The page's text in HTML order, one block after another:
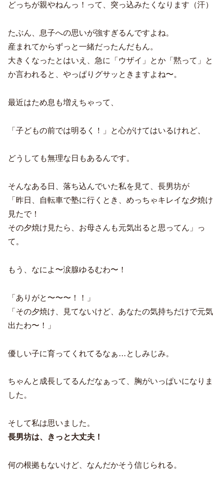
どっちが親やねんっ！って、突っ込みたくなります（汗）
たぶん、息子への思いが強すぎるんですよね。
産まれてからずっと一緒だったんだもん。
大きくなったとはいえ、急に「ウザイ」とか「黙って」と
か言われると、やっぱりグサッときますよね〜。
最近はため息も増えちゃって、
「子どもの前では明るく！」と心がけてはいるけれど、
どうしても無理な日もあるんです。
そんなある日、落ち込んでいた私を見て、長男坊が
「昨日、自転車で塾に行くとき、めっちゃキレイな夕焼け
見たで！
その夕焼け見たら、お母さんも元気出ると思ってん」っ
て。
もう、なによ〜涙腺ゆるむわ〜！
「ありがと〜〜〜！！」
「その夕焼け、見てないけど、あなたの気持ちだけで元気
出たわ〜！」
優しい子に育ってくれてるなぁ…としみじみ。
ちゃんと成長してるんだなぁって、胸がいっぱいになりま
した。
そして私は思いました。
長男坊は、きっと大丈夫！
何の根拠もないけど、なんだかそう信じられる。